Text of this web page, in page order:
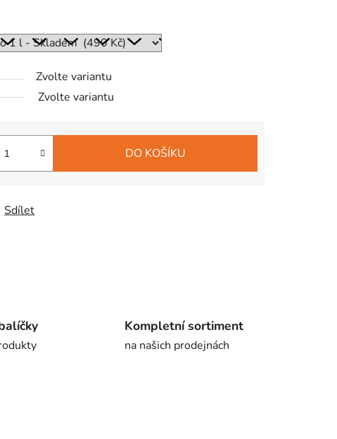
Zvolte variantu
Zvolte variantu
DO KOŠÍKU
Sdílet
Kompletní sortiment
na našich prodejnách